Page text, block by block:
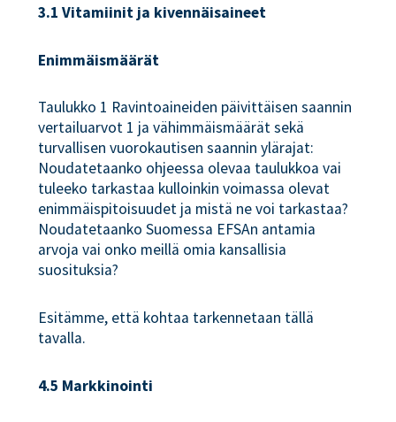
3.1 Vitamiinit ja kivennäisaineet
Enimmäismäärät
Taulukko 1 Ravintoaineiden päivittäisen saannin
vertailuarvot 1 ja vähimmäismäärät sekä
turvallisen vuorokautisen saannin ylärajat:
Noudatetaanko ohjeessa olevaa taulukkoa vai
tuleeko tarkastaa kulloinkin voimassa olevat
enimmäispitoisuudet ja mistä ne voi tarkastaa?
Noudatetaanko Suomessa EFSAn antamia
arvoja vai onko meillä omia kansallisia
suosituksia?
Esitämme, että kohtaa tarkennetaan tällä
tavalla.
4.5 Markkinointi